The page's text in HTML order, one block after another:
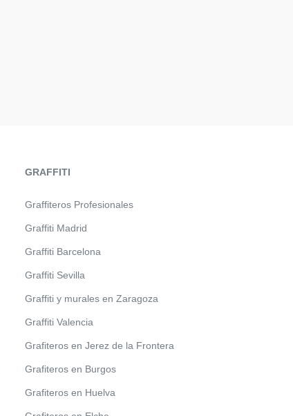
GRAFFITI
Graffiteros Profesionales
Graffiti Madrid
Graffiti Barcelona
Graffiti Sevilla
Graffiti y murales en Zaragoza
Graffiti Valencia
Grafiteros en Jerez de la Frontera
Grafiteros en Burgos
Grafiteros en Huelva